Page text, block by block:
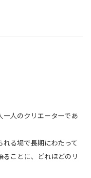
人のクリエーターであ
れる場で長期にわたって
ことに、どれほどのリ